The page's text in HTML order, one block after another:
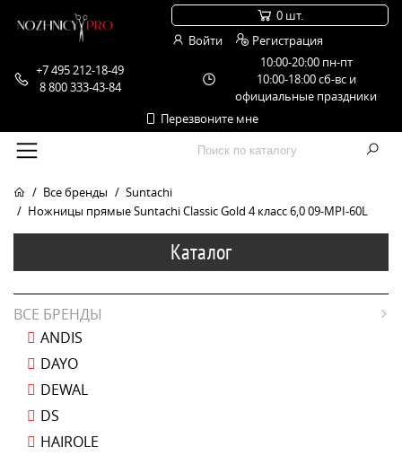
+7 495 212-18-49
8 800 333-43-84
10:00-20:00 пн-пт
10:00-18:00 сб-вс и
официальные праздники
Перезвоните мне
0 шт.
Войти
Регистрация
Все бренды
Suntachi
Ножницы прямые Suntachi Classic Gold 4 класс 6,0 09-MPI-60L
Каталог
ВСЕ БРЕНДЫ
ANDIS
DAYO
DEWAL
DS
HAIROLE